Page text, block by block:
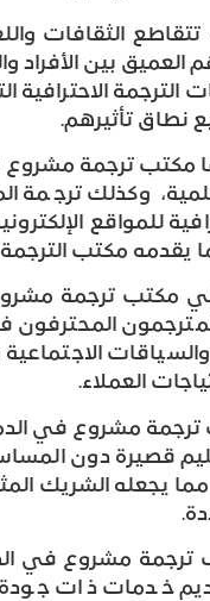
الثقافات
العميق بين
الترجمة
نطاق تأثيرهم.
مكتب ترجمة
وكذلك
للمواقع
مكتب الترجمة
في مكتب ترجمة
العملاء.
مشروع في
قصيرة دون
مما يجعله الشريك
ترجمة مشروع في
خدمات ذات جودة